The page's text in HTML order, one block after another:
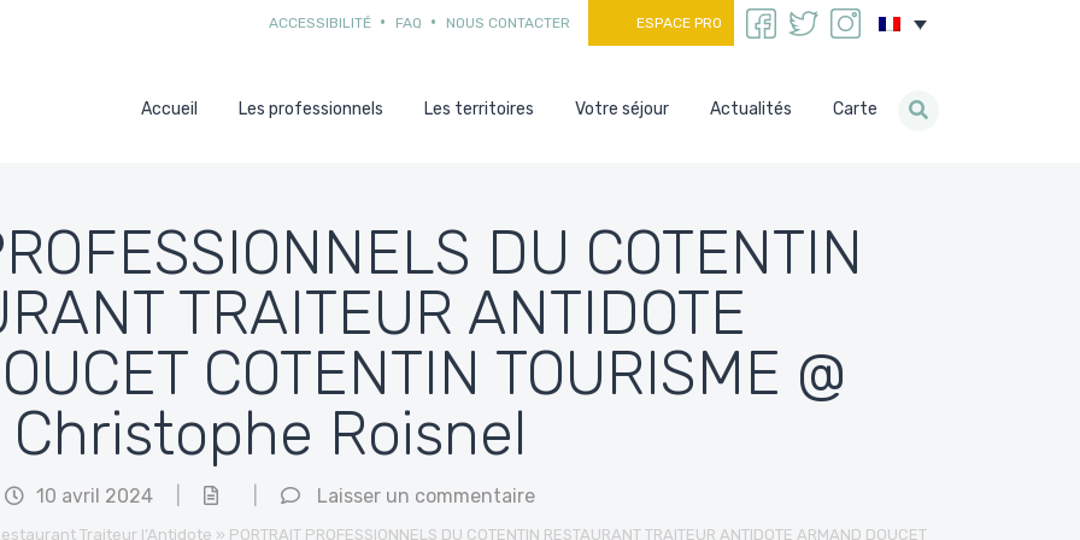
ACCESSIBILITÉ FAQ NOUS CONTACTER ESPACE PRO
Accueil Les professionnels Les territoires Votre séjour Actualités Carte
DU COTENTIN
TRAITEUR ANTIDOTE
COTENTIN TOURISME @
Christophe Roisnel
10 avril 2024 Laisser un commentaire
Traiteur l’Antidote » PORTRAIT PROFESSIONNELS DU COTENTIN RESTAURANT TRAITEUR ANTIDOTE ARMAND DOUCET